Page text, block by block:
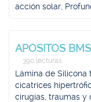
acción solar,
APOSITOS
390 lecturas
Lámina de Silicona
cicatrices
cirugías, traumas y